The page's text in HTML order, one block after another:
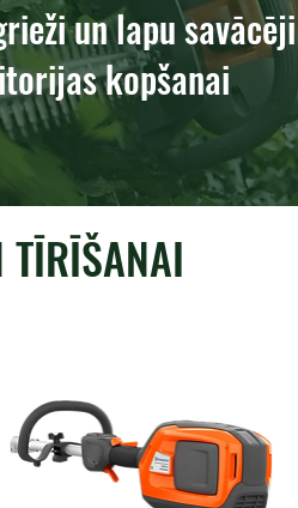
un lapu
kopšanai
TĪRĪŠANAI